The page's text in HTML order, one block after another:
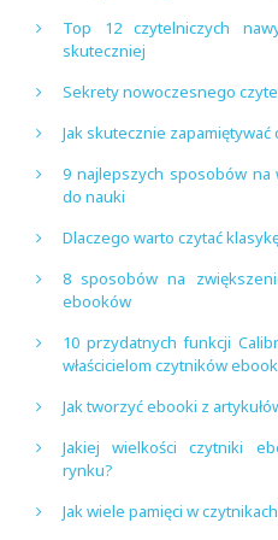
Top 12 czytelniczych
skuteczniej
Sekrety nowoczesnego
Jak skutecznie zapamiętywać
9 najlepszych sposobów
do nauki
Dlaczego warto czytać
8 sposobów na
ebooków
10 przydatnych funkcji
właścicielom czytników
Jak tworzyć ebooki z
Jakiej wielkości czytniki
rynku?
Jak wiele pamięci w